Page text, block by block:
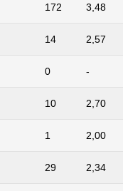
172 3,48
14 2,57
0 -
10 2,70
1 2,00
29 2,34